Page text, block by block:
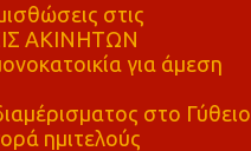
στις
ΑΚΙΝΗΤΩΝ
για άμεση
στο Γύθειο
ημιτελούς